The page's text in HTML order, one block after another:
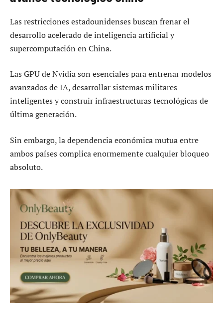
Las restricciones estadounidenses buscan frenar el
desarrollo acelerado de inteligencia artificial y
supercomputación en China.
Las GPU de Nvidia son esenciales para entrenar modelos
avanzados de IA, desarrollar sistemas militares
inteligentes y construir infraestructuras tecnológicas de
última generación.
Sin embargo, la dependencia económica mutua entre
ambos países complica enormemente cualquier bloqueo
absoluto.